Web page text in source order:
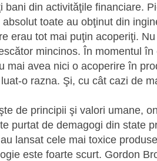
bani din activităţile financiare.
toate au obţinut din
erau tot mai puţin acoperiţi.
min­cinos. În momentul
mai avea nici o acoperire în
o razna. Şi, cu cât cazi de
de principii şi valori umane,
purtat de demagogi din state
lansat cele mai toxice
este foarte scurt. Gordon